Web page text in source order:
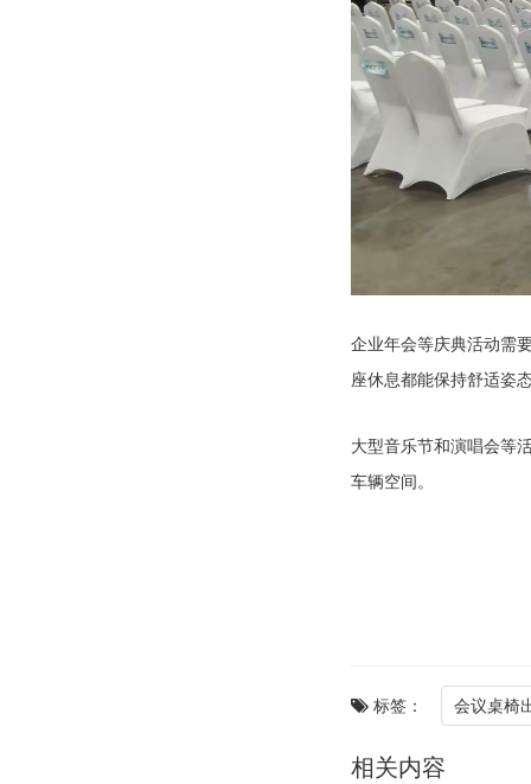
企业年会等庆典活动需
座休息都能保持舒适姿
大型音乐节和演唱会等
车辆空间。
标签： 会议桌椅
相关内容